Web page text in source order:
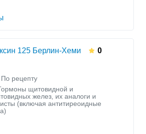
125 Берлин-Хеми 0
рецепту
щитовидной и
желез, их аналоги и
(включая антитиреоидные